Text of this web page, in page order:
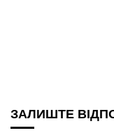
ЗАЛИШТЕ